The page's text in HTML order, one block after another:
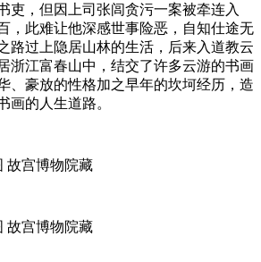
吏，但因上司张闾贪污一案被牵连入
，此难让他深感世事险恶，自知仕途无
路过上隐居山林的生活，后来入道教云
浙江富春山中，结交了许多云游的书画
、豪放的性格加之早年的坎坷经历，造
画的人生道路。
故宫博物院藏
故宫博物院藏